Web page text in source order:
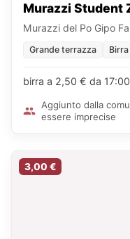
Murazzi Student
Murazzi del Po Gipo
Grande terrazza
birra a 2,50 € da
Aggiunto dalla
essere imprecise
3,00 €